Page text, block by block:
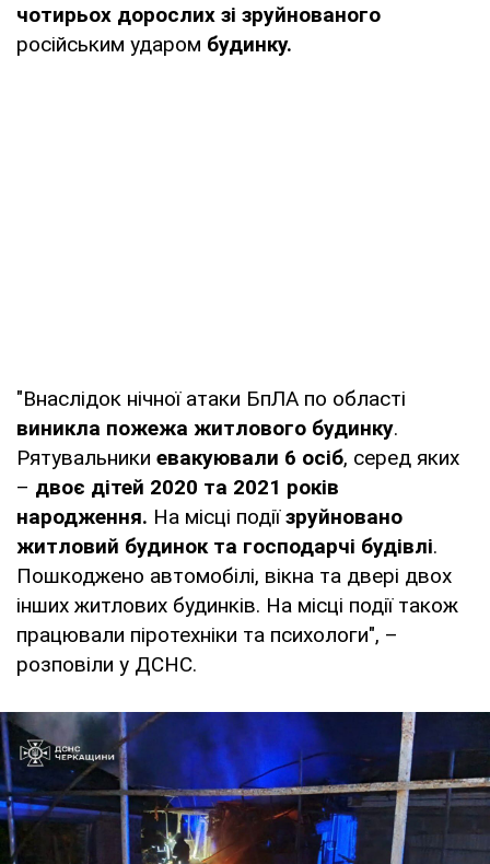
чотирьох дорослих зі зруйнованого
російським ударом будинку.
"Внаслідок нічної атаки БпЛА по області
виникла пожежа житлового будинку.
Рятувальники евакуювали 6 осіб, серед яких
– двоє дітей 2020 та 2021 років
народження. На місці подіїзруйновано
житловий будинок та господарчі будівлі.
Пошкоджено автомобілі, вікна та двері двох
інших житлових будинків. На місці події також
працювали піротехніки та психологи", –
розповіли у ДСНС.